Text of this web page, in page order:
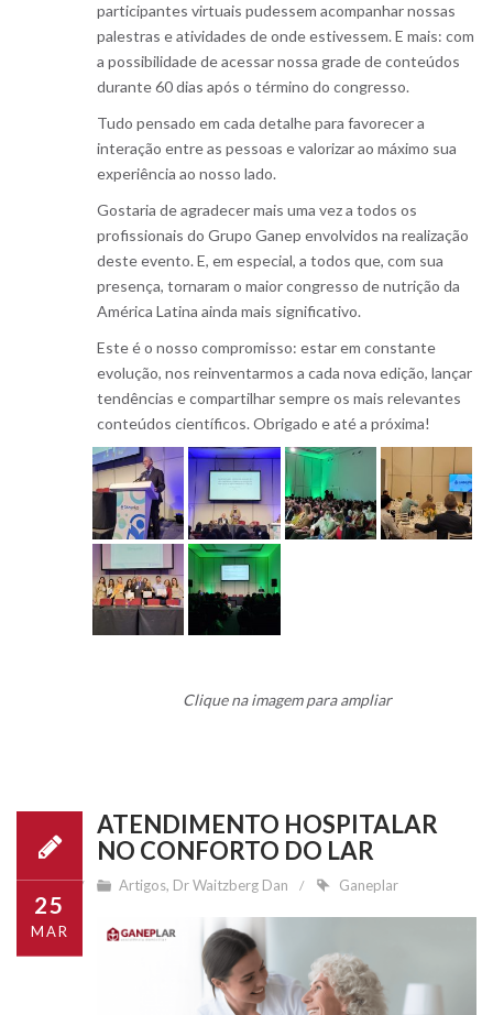
participantes virtuais pudessem acompanhar nossas
palestras e atividades de onde estivessem. E mais: com
a possibilidade de acessar nossa grade de conteúdos
durante 60 dias após o término do congresso.
Tudo pensado em cada detalhe para favorecer a
interação entre as pessoas e valorizar ao máximo sua
experiência ao nosso lado.
Gostaria de agradecer mais uma vez a todos os
profissionais do Grupo Ganep envolvidos na realização
deste evento. E, em especial, a todos que, com sua
presença, tornaram o maior congresso de nutrição da
América Latina ainda mais significativo.
Este é o nosso compromisso: estar em constante
evolução, nos reinventarmos a cada nova edição, lançar
tendências e compartilhar sempre os mais relevantes
conteúdos científicos. Obrigado e até a próxima!
Clique na imagem para ampliar
25
MAR
ATENDIMENTO HOSPITALAR
NO CONFORTO DO LAR
Artigos, Dr Waitzberg Dan Ganeplar